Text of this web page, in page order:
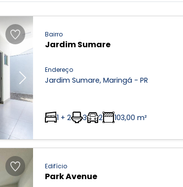
Next
Bairro
Jardim Sumare
Endereço
Jardim Sumare, Maringá - PR
1 + 2 3 2 103,00 m²
Edifício
Park Avenue